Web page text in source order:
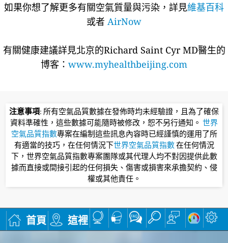
如果你想了解更多有關空氣質量與污染，詳見維基百科
或者 AirNow
有關健康建議詳​​見北京的Richard Saint Cyr MD醫生的
博客： www.myhealthbeijing.com
注意事項: 所有空氣品質數據在發佈時均未經驗證，且為了確保
資料準確性，這些數據可能隨時被修改，恕不另行通知。 世界
空氣品質指數專案在編制這些訊息內容時已經謹慎的運用了所
有適當的技巧，在任何情況下世界空氣品質指數在任何情況
下，世界空氣品質指數專案團隊或其代理人均不對因提供此數
據而直接或間接引起的任何損失、傷害或損害來承擔契約、侵
權或其他責任。
首頁 這裡